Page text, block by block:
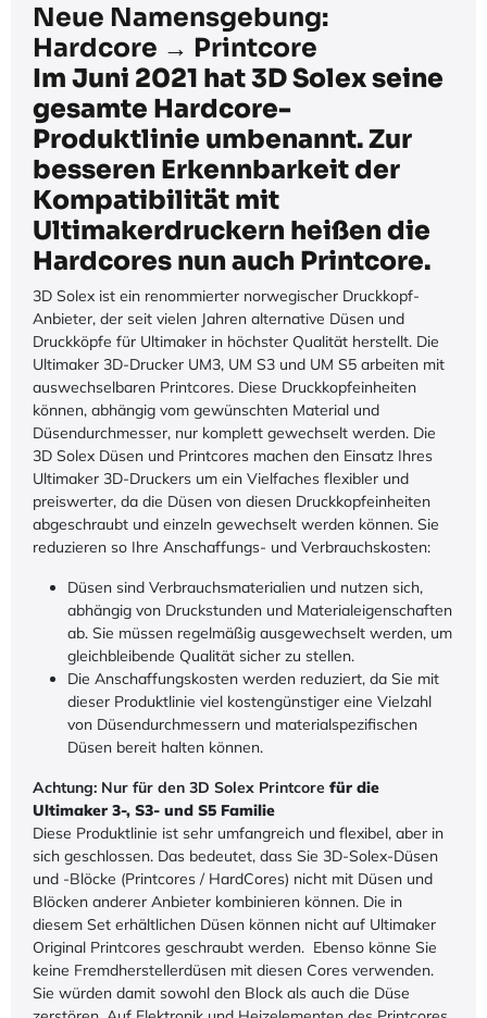
Neue Namensgebung:
Hardcore → Printcore
Im Juni 2021 hat 3D Solex seine
gesamte Hardcore-
Produktlinie umbenannt. Zur
besseren Erkennbarkeit der
Kompatibilität mit
Ultimakerdruckern heißen die
Hardcores nun auch Printcore.
3D Solex ist ein renommierter norwegischer Druckkopf-
Anbieter, der seit vielen Jahren alternative Düsen und
Druckköpfe für Ultimaker in höchster Qualität herstellt. Die
Ultimaker 3D-Drucker UM3, UM S3 und UM S5 arbeiten mit
auswechselbaren Printcores. Diese Druckkopfeinheiten
können, abhängig vom gewünschten Material und
Düsendurchmesser, nur komplett gewechselt werden. Die
3D Solex Düsen und Printcores machen den Einsatz Ihres
Ultimaker 3D-Druckers um ein Vielfaches flexibler und
preiswerter, da die Düsen von diesen Druckkopfeinheiten
abgeschraubt und einzeln gewechselt werden können. Sie
reduzieren so Ihre Anschaffungs- und Verbrauchskosten:
Düsen sind Verbrauchsmaterialien und nutzen sich,
abhängig von Druckstunden und Materialeigenschaften
ab. Sie müssen regelmäßig ausgewechselt werden, um
gleichbleibende Qualität sicher zu stellen.
Die Anschaffungskosten werden reduziert, da Sie mit
dieser Produktlinie viel kostengünstiger eine Vielzahl
von Düsendurchmessern und materialspezifischen
Düsen bereit halten können.
Achtung: Nur für den 3D Solex Printcore für die
Ultimaker 3-, S3- und S5 Familie
Diese Produktlinie ist sehr umfangreich und flexibel, aber in
sich geschlossen. Das bedeutet, dass Sie 3D-Solex-Düsen
und -Blöcke (Printcores / HardCores) nicht mit Düsen und
Blöcken anderer Anbieter kombinieren können. Die in
diesem Set erhältlichen Düsen können nicht auf Ultimaker
Original Printcores geschraubt werden. Ebenso könne Sie
keine Fremdherstellerdüsen mit diesen Cores verwenden.
Sie würden damit sowohl den Block als auch die Düse